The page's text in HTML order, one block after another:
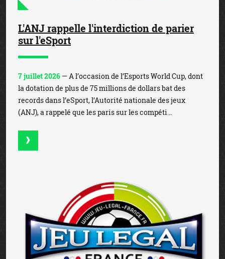
L'ANJ rappelle l'interdiction de parier
sur l'eSport
7 juillet 2026 — A l’occasion de l’Esports World Cup, dont
la dotation de plus de 75 millions de dollars bat des
records dans l’eSport, l’Autorité nationale des jeux
(ANJ), a rappelé que les paris sur les compéti...